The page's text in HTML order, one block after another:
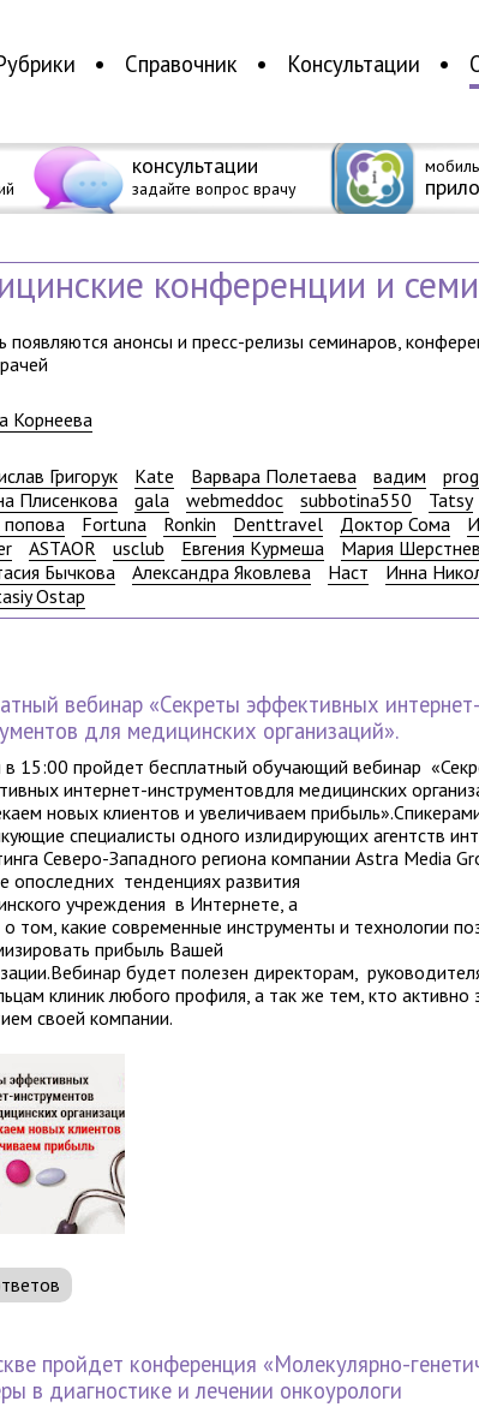
Справочник Консультации
консультации
задайте вопрос врачу
конференции и
появляются анонсы и пресс-релизы семинаров,
Корнеева
Григорук Kate Варвара Полетаева вадим
Плисенкова
gala webmeddoc subbotina550 Tatsy
попова
Fortuna Ronkin Denttravel Доктор Сома
ASTAOR usclub Евгения Курмеша
Мария
Бычкова
Александра Яковлева Наст
Инна
Ostap
вебинар «Секреты эффективных интернет-
для медицинских организаций».
в 15:00 пройдет бесплатный обучающий вебинар
интернет-инструментовдля медицинских
новых клиентов и увеличиваем
специалисты одного излидирующих агентств
Северо-Западного региона компании Astra Media
опоследних тенденциях развития
учреждения в Интернете, а
том, какие современные инструменты и технологии
прибыль Вашей
будет полезен директорам,
клиник любого профиля, а так же тем, кто активно
своей компании.
пройдет конференция «Молекулярно-
в диагностике и лечении онкоурологи